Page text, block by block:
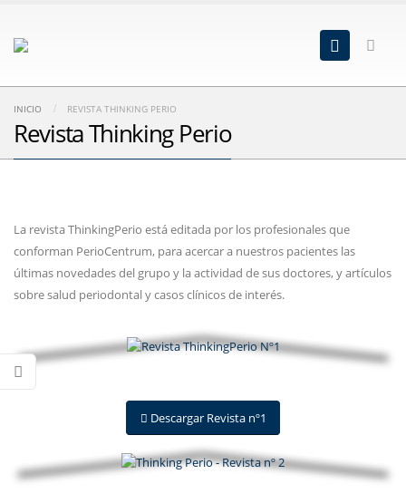
INICIO REVISTA THINKING PERIO
Revista Thinking Perio
La revista ThinkingPerio está editada por los profesionales que
conforman PerioCentrum, para acercar a nuestros pacientes las
últimas novedades del grupo y la actividad de sus doctores, y artículos
sobre salud periodontal y casos clínicos de interés.
Descargar Revista nº1